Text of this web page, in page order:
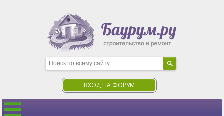
ВХОД НА ФОРУМ